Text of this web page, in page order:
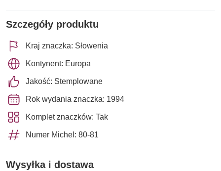
Szczegóły produktu
Kraj znaczka: Słowenia
Kontynent: Europa
Jakość: Stemplowane
Rok wydania znaczka: 1994
Komplet znaczków: Tak
Numer Michel: 80-81
Wysyłka i dostawa